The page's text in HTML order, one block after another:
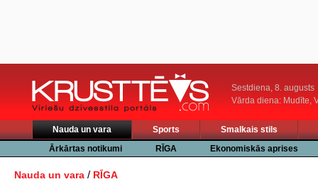
Sestdiena, 8. augusts
Vārda diena: Mudīte,
Nauda un vara Sports
Smalkais stils
Ārkārtas notikumi
RĪGA Ekonomiskās aprises
Nauda un vara / RĪGA